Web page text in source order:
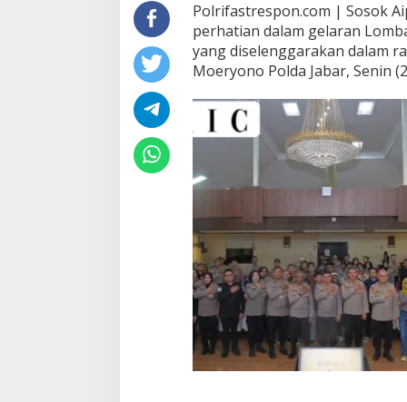
Polrifastrespon.com | Sosok
perhatian dalam gelaran
yang diselenggarakan dalam
Moeryono Polda Jabar, Senin